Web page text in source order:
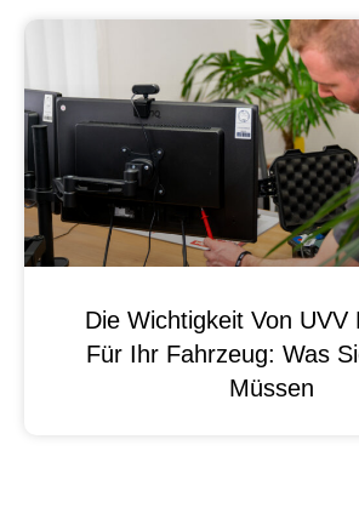
Die Wichtigkeit Von UVV
Für Ihr Fahrzeug: Was
Müssen